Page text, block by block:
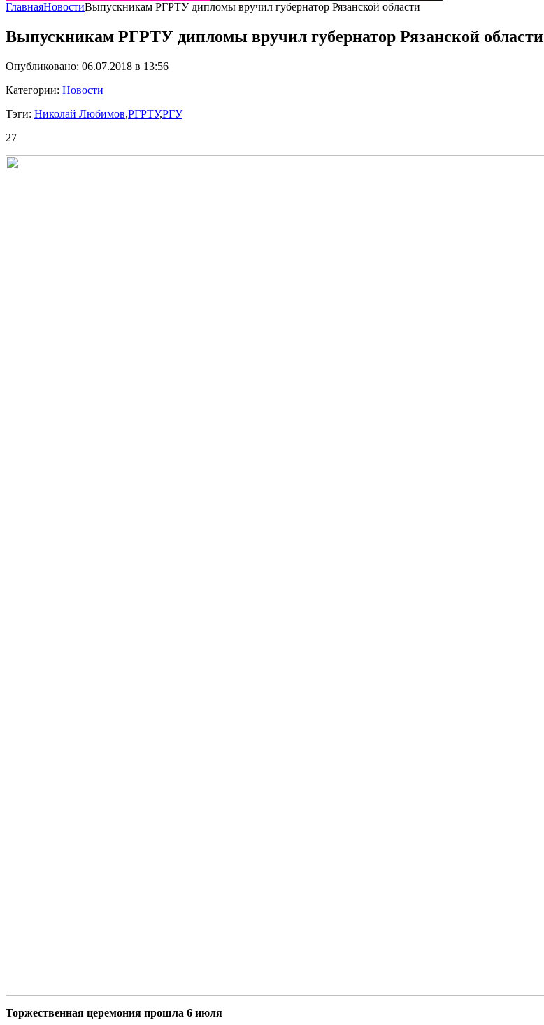
ГлавнаяНовостиВыпускникам РГРТУ дипломы вручил губернатор Рязанской области
Выпускникам РГРТУ дипломы вручил губернатор Рязанской области
Опубликовано: 06.07.2018 в 13:56
Категории: Новости
Тэги: Николай Любимов,РГРТУ,РГУ
27
Торжественная церемония прошла 6 июля